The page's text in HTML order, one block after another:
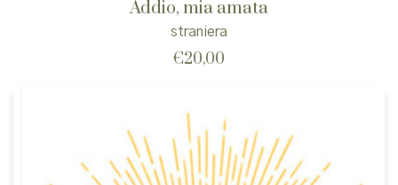
Addio, mia amata
straniera
€20,00